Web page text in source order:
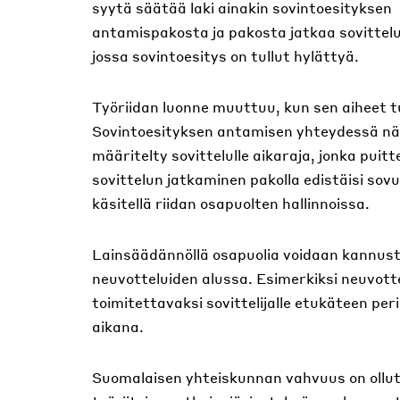
syytä säätää laki ainakin sovintoesityksen
antamispakosta ja pakosta jatkaa
jossa sovintoesitys on tullut hylättyä.
Työriidan luonne muuttuu, kun sen aiheet
Sovintoesityksen antamisen yhteydessä
määritelty sovittelulle aikaraja, jonka
sovittelun jatkaminen pakolla edistäisi
käsitellä riidan osapuolten hallinnoissa.
Lainsäädännöllä osapuolia voidaan
neuvotteluiden alussa. Esimerkiksi
toimitettavaksi sovittelijalle etukäteen
aikana.
Suomalaisen yhteiskunnan vahvuus on